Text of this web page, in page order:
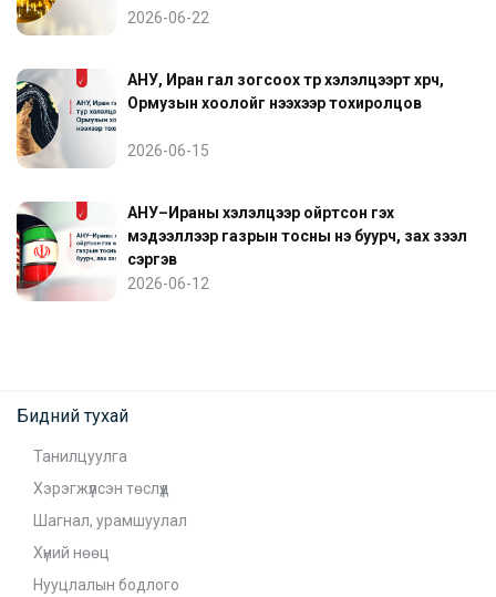
2026-06-22
АНУ, Иран гал зогсоох түр хэлэлцээрт хүрч,
Ормузын хоолойг нээхээр тохиролцов
2026-06-15
АНУ–Ираны хэлэлцээр ойртсон гэх
мэдээллээр газрын тосны үнэ буурч, зах зээл
сэргэв
2026-06-12
Бидний тухай
Танилцуулга
Хэрэгжүүлсэн төслүүд
Шагнал, урамшуулал
Хүний нөөц
Нууцлалын бодлого